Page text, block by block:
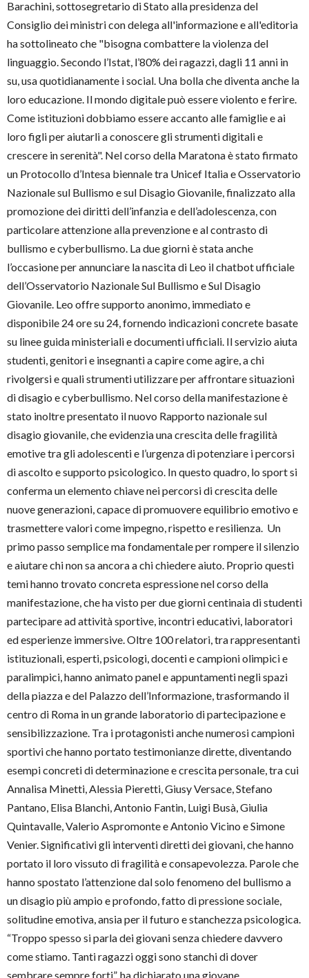
Barachini, sottosegretario di Stato alla presidenza del
Consiglio dei ministri con delega all'informazione e all'editoria
ha sottolineato che "bisogna combattere la violenza del
linguaggio. Secondo l’Istat, l’80% dei ragazzi, dagli 11 anni in
su, usa quotidianamente i social. Una bolla che diventa anche la
loro educazione. Il mondo digitale può essere violento e ferire.
Come istituzioni dobbiamo essere accanto alle famiglie e ai
loro figli per aiutarli a conoscere gli strumenti digitali e
crescere in serenità". Nel corso della Maratona è stato firmato
un Protocollo d’Intesa biennale tra Unicef Italia e Osservatorio
Nazionale sul Bullismo e sul Disagio Giovanile, finalizzato alla
promozione dei diritti dell’infanzia e dell’adolescenza, con
particolare attenzione alla prevenzione e al contrasto di
bullismo e cyberbullismo. La due giorni è stata anche
l’occasione per annunciare la nascita di Leo il chatbot ufficiale
dell’Osservatorio Nazionale Sul Bullismo e Sul Disagio
Giovanile. Leo offre supporto anonimo, immediato e
disponibile 24 ore su 24, fornendo indicazioni concrete basate
su linee guida ministeriali e documenti ufficiali. Il servizio aiuta
studenti, genitori e insegnanti a capire come agire, a chi
rivolgersi e quali strumenti utilizzare per affrontare situazioni
di disagio e cyberbullismo. Nel corso della manifestazione è
stato inoltre presentato il nuovo Rapporto nazionale sul
disagio giovanile, che evidenzia una crescita delle fragilità
emotive tra gli adolescenti e l’urgenza di potenziare i percorsi
di ascolto e supporto psicologico. In questo quadro, lo sport si
conferma un elemento chiave nei percorsi di crescita delle
nuove generazioni, capace di promuovere equilibrio emotivo e
trasmettere valori come impegno, rispetto e resilienza. Un
primo passo semplice ma fondamentale per rompere il silenzio
e aiutare chi non sa ancora a chi chiedere aiuto. Proprio questi
temi hanno trovato concreta espressione nel corso della
manifestazione, che ha visto per due giorni centinaia di studenti
partecipare ad attività sportive, incontri educativi, laboratori
ed esperienze immersive. Oltre 100 relatori, tra rappresentanti
istituzionali, esperti, psicologi, docenti e campioni olimpici e
paralimpici, hanno animato panel e appuntamenti negli spazi
della piazza e del Palazzo dell’Informazione, trasformando il
centro di Roma in un grande laboratorio di partecipazione e
sensibilizzazione. Tra i protagonisti anche numerosi campioni
sportivi che hanno portato testimonianze dirette, diventando
esempi concreti di determinazione e crescita personale, tra cui
Annalisa Minetti, Alessia Pieretti, Giusy Versace, Stefano
Pantano, Elisa Blanchi, Antonio Fantin, Luigi Busà, Giulia
Quintavalle, Valerio Aspromonte e Antonio Vicino e Simone
Venier. Significativi gli interventi diretti dei giovani, che hanno
portato il loro vissuto di fragilità e consapevolezza. Parole che
hanno spostato l’attenzione dal solo fenomeno del bullismo a
un disagio più ampio e profondo, fatto di pressione sociale,
solitudine emotiva, ansia per il futuro e stanchezza psicologica.
“Troppo spesso si parla dei giovani senza chiedere davvero
come stiamo. Tanti ragazzi oggi sono stanchi di dover
sembrare sempre forti”, ha dichiarato una giovane